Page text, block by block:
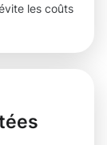
les coûts